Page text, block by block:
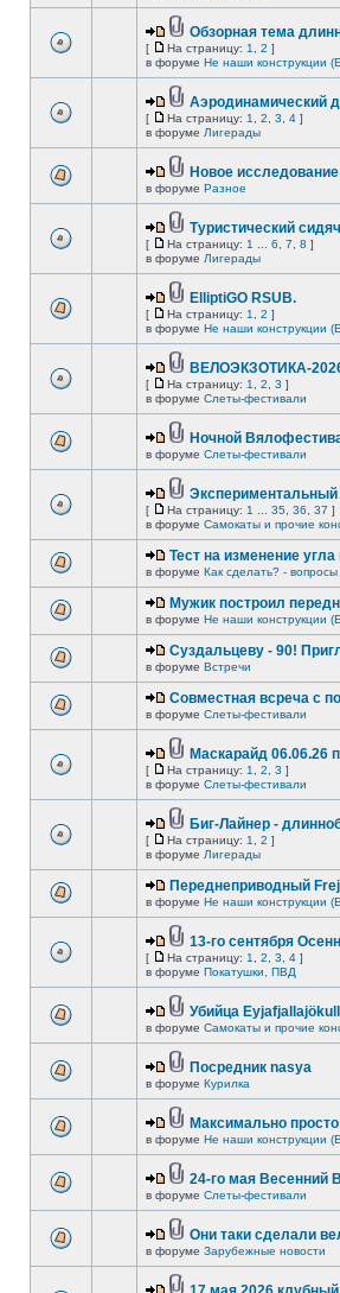
Обзорная тема
[ На страницу: 1 2 ]
в форуме Не наши конструкции
Аэродинамический
[ На страницу: 1 2 3 4 ]
в форуме Лигерады
Новое
в форуме Разное
Туристический
[ На страницу: 1 6 7 8 ]
в форуме Лигерады
ElliptiGO RSUB.
[ На страницу: 1 2 ]
в форуме Не наши конструкции
ВЕЛОЭКЗОТИКА-
[ На страницу: 1 2 3 ]
в форуме Слеты-фестивали
Ночной
в форуме Слеты-фестивали
[ На страницу: 1 35 36 37 ]
в форуме Самокаты и прочие
Тест на изменение
в форуме Как сделать? -
Мужик построил
в форуме Не наши конструкции
Суздальцеву - 90!
в форуме Встречи
Совместная всреча с
в форуме Слеты-фестивали
Маскарайд 06.06.26
[ На страницу: 1 2 3 ]
в форуме Слеты-фестивали
Биг-Лайнер -
[ На страницу: 1 2 ]
в форуме Лигерады
Переднеприводный
в форуме Не наши конструкции
13-го сентября
[ На страницу: 1 2 3 4 ]
в форуме Покатушки, ПВД
Убийца Eyjafjallajökull
в форуме Самокаты и прочие
Посредник nasya
в форуме Курилка
Максимально
в форуме Не наши конструкции
24-го мая Весенний
в форуме Слеты-фестивали
Они таки сделали
в форуме Зарубежные новости